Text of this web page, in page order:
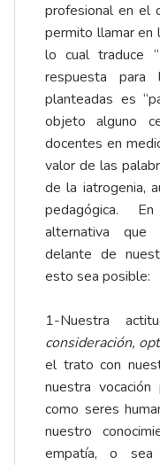
profesional en el
permito llamar en
lo cual traduce
respuesta para
planteadas es
objeto alguno
docentes en
valor de las
de la iatrogenia,
pedagógica.
alternativa que
delante de
esto sea posible:
1-Nuestra
consideración,
el trato con
nuestra
como seres
nuestro
empatía, o sea